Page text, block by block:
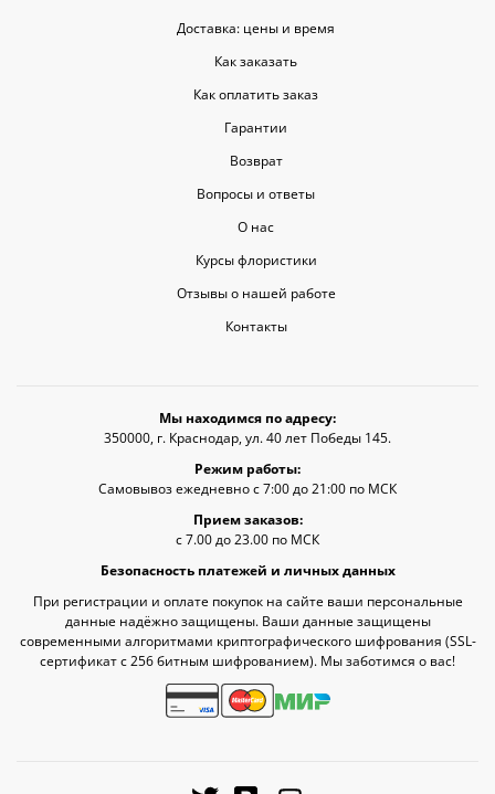
Доставка: цены и время
Как заказать
Как оплатить заказ
Гарантии
Возврат
Вопросы и ответы
О нас
Курсы флористики
Отзывы о нашей работе
Контакты
Мы находимся по адресу:
350000, г. Краснодар, ул. 40 лет Победы 145.
Режим работы:
Самовывоз ежедневно с 7:00 до 21:00 по МСК
Прием заказов:
с 7.00 до 23.00 по МСК
Безопасность платежей и личных данных
При регистрации и оплате покупок на сайте ваши персональные
данные надёжно защищены. Ваши данные защищены
современными алгоритмами криптографического шифрования (SSL-
сертификат c 256 битным шифрованием). Мы заботимся о вас!